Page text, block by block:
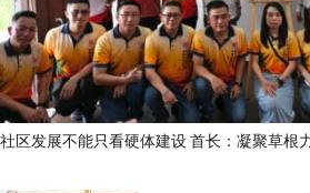
社区发展不能只看硬体建设 首长：凝聚草根